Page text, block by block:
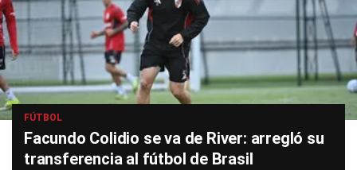
FÚTBOL
Facundo Colidio se va de River: arregló su
transferencia al fútbol de Brasil